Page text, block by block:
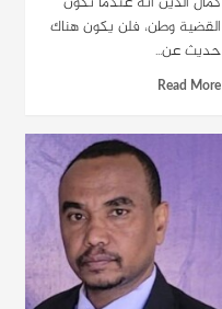
القضية وطن، فلن يكون هناك
حديث عن...
Read More